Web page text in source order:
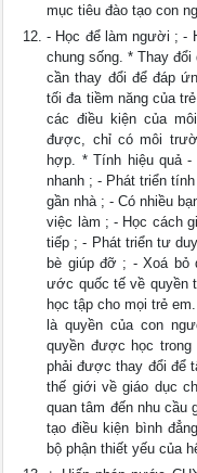
mục tiêu đào tạo con
- Học để làm người ; -
chung sống. * Thay
cần thay đổi để đáp
tối đa tiềm năng của
các điều kiện của
được, chỉ có môi
hợp. * Tính hiệu quả
nhanh ; - Phát triển
gần nhà ; - Có nhiều
việc làm ; - Học cách
tiếp ; - Phát triển tư
bè giúp đỡ ; - Xoá
ước quốc tế về quyền
học tập cho mọi trẻ
là quyền của con
quyền được học
phải được thay đổi để
thế giới về giáo dục
quan tâm đến nhu cầu
tạo điều kiện bình
bộ phận thiết yếu của